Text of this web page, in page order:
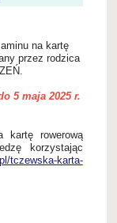
na kartę
przez rodzica
5 maja 2025 r.
kartę rowerową
korzystając
tczewska-karta-